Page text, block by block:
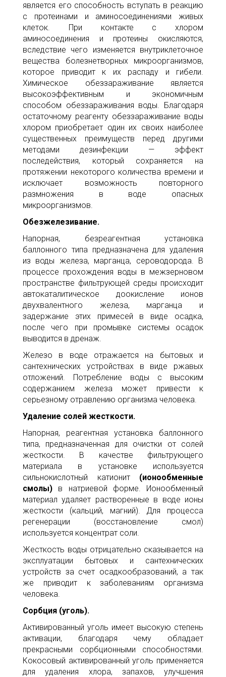
является его способность вступать в реакцию
с протеинами и аминосоединениями живых
клеток. При контакте с хлором
аминосоединения и протеины окисляются,
вследствие чего изменяется внутриклеточное
вещества болезнетворных микроорганизмов,
которое приводит к их распаду и гибели.
Химическое обеззараживание является
высокоэффективным и экономичным
способом обеззараживания воды. Благодаря
остаточному реагенту обеззараживание воды
хлором приобретает один их своих наиболее
существенных преимуществ перед другими
методами дезинфекции — эффект
последействия, который сохраняется на
протяжении некоторого количества времени и
исключает возможность повторного
размножения в воде опасных
микроорганизмов.
Обезжелезивание.
Напорная, безреагентная установка
баллонного типа предназначена для удаления
из воды железа, марганца, сероводорода. В
процессе прохождения воды в межзерновом
пространстве фильтрующей среды происходит
автокаталитическое доокисление ионов
двухвалентного железа, марганца и
задержание этих примесей в виде осадка,
после чего при промывке системы осадок
выводится в дренаж.
Железо в воде отражается на бытовых и
сантехнических устройствах в виде ржавых
отложений. Потребление воды с высоким
содержанием железа может привести к
серьезному отравлению организма человека.
Удаление солей жесткости.
Напорная, реагентная установка баллонного
типа, предназначенная для очистки от солей
жесткости. В качестве фильтрующего
материала в установке используется
сильнокислотный катионит (ионообменные
смолы) в натриевой форме. Ионообменный
материал удаляет растворенные в воде ионы
жесткости (кальций, магний). Для процесса
регенерации (восстановление смол)
используется концентрат соли.
Жесткость воды отрицательно сказывается на
эксплуатации бытовых и сантехнических
устройств за счет осадкообразований, а так
же приводит к заболеваниям организма
человека.
Сорбция (уголь).
Активированный уголь имеет высокую степень
активации, благодаря чему обладает
прекрасными сорбционными способностями.
Кокосовый активированный уголь применяется
для удаления хлора, запахов, улучшения